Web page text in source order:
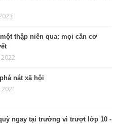
thập niên qua: mọi căn cơ
nát xã hội
ngay tại trường vì trượt lớp 10 -